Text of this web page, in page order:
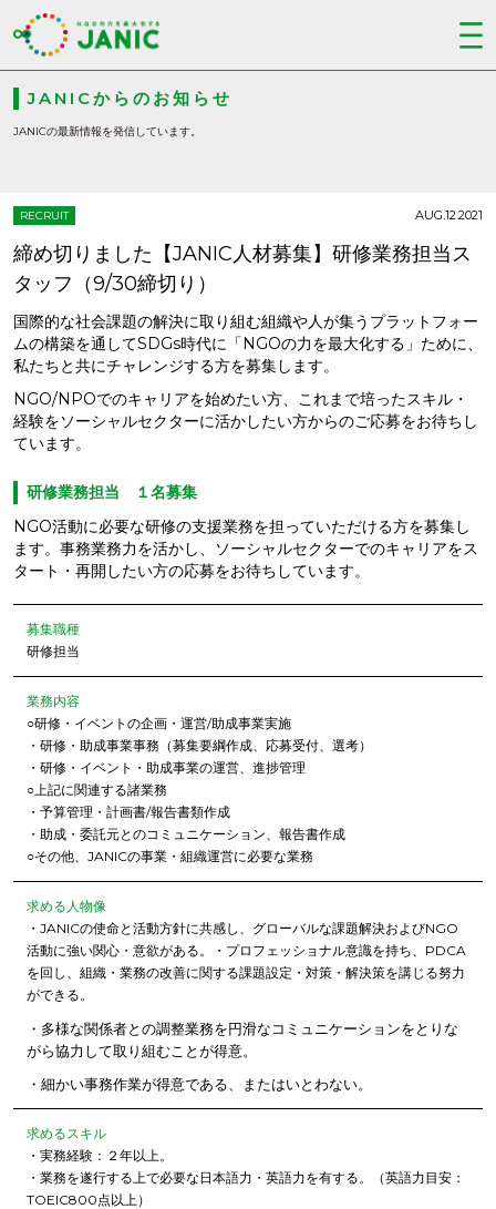
JANICからのお知らせ
JANICの最新情報を発信しています。
RECRUIT
締め切りました【JANIC人材募集】研修業務担当ス
タッフ（9/30締切り）
AUG.12.2021
国際的な社会課題の解決に取り組む組織や人が集うプラットフォー
ムの構築を通してSDGs時代に「NGOの力を最大化する」ために、
私たちと共にチャレンジする方を募集します。
NGO/NPOでのキャリアを始めたい方、これまで培ったスキル・
経験をソーシャルセクターに活かしたい方からのご応募をお待ちし
ています。
研修業務担当 １名募集
NGO活動に必要な研修の支援業務を担っていただける方を募集し
ます。事務業務力を活かし、ソーシャルセクターでのキャリアをス
タート・再開したい方の応募をお待ちしています。
募集職種
研修担当
業務内容
○研修・イベントの企画・運営/助成事業実施
・研修・助成事業事務（募集要綱作成、応募受付、選考）
・研修・イベント・助成事業の運営、進捗管理
○上記に関連する諸業務
・予算管理・計画書/報告書類作成
・助成・委託元とのコミュニケーション、報告書作成
○その他、JANICの事業・組織運営に必要な業務
求める人物像
・JANICの使命と活動方針に共感し、グローバルな課題解決およびNGO
活動に強い関心・意欲がある。・プロフェッショナル意識を持ち、PDCA
を回し、組織・業務の改善に関する課題設定・対策・解決策を講じる努力
ができる。
・多様な関係者との調整業務を円滑なコミュニケーションをとりな
がら協力して取り組むことが得意。
・細かい事務作業が得意である、またはいとわない。
求めるスキル
・実務経験：２年以上。
・業務を遂行する上で必要な日本語力・英語力を有する。（英語力目安：
TOEIC800点以上）